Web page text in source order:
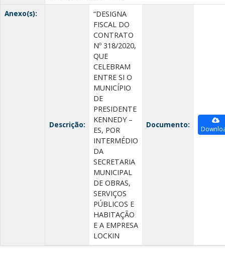
Anexo(s):
Descrição:
“DESIGNA
FISCAL DO
CONTRATO
Nº 318/2020,
QUE
CELEBRAM
ENTRE SI O
MUNICÍPIO
DE
PRESIDENTE
KENNEDY –
ES, POR
INTERMÉDIO
DA
SECRETARIA
MUNICIPAL
DE OBRAS,
SERVIÇOS
PÚBLICOS E
HABITAÇÃO
E A EMPRESA
LOCKIN
Documento: